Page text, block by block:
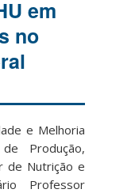
em
no
e Melhoria
Produção,
de Nutrição e
Professor